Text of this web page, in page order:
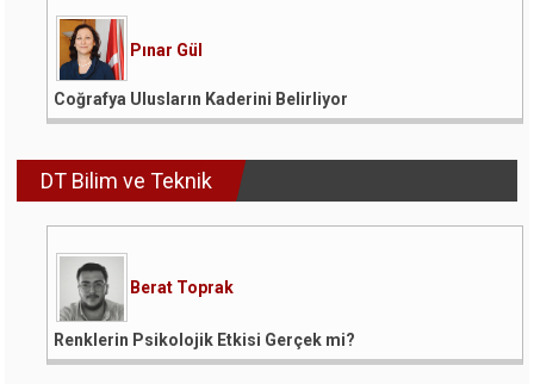
Pınar Gül
Coğrafya Ulusların Kaderini Belirliyor
DT Bilim ve Teknik
Berat Toprak
Renklerin Psikolojik Etkisi Gerçek mi?